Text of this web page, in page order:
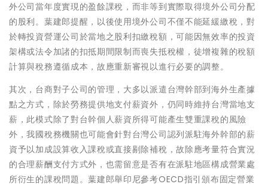
外公司當年度實現的盈餘課稅，而非等到實際取得境外公司分配
的股利。葉建郎提醒，以後使用境外公司不僅不能延緩繳稅，對
於轉投資營運公司於當地之股利扣繳稅額，可能因無效率的投資
架構或法令加諸的扣抵期間限制而喪失抵稅權，徒增複雜的稅額
計算與稅務遵循成本，故應重新審視以進行必要的調整。
其次，台商對子公司的管理，大多以派遣台灣幹部到海外生產據
點之方式，除於勞務提供地支付薪資外，仍同時維持台灣當地支
薪，此模式除了對台幹個人薪資所得可能產生雙重課稅的風險
外，我國稅務機關也可能會針對台灣公司認列派駐海外幹部的薪
資予以加成設算收入課稅或直接剔除補稅，故除應考量符合實況
的合理薪酬支付方式外，也需留意是否有在派駐地區構成營業處
所衍生的課稅問題。葉建郎舉印尼參考OECD指引頒布固定營業